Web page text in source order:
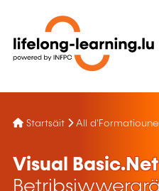
Startsäit All
Visual